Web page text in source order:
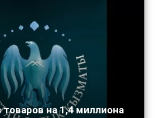
на 1,4 миллиона